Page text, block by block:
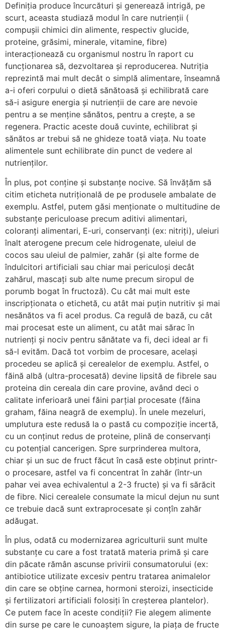
Definiția produce încurcături și generează intrigă, pe
scurt, aceasta studiază modul în care nutrienții (
compușii chimici din alimente, respectiv glucide,
proteine, grăsimi, minerale, vitamine, fibre)
interacționează cu organismul nostru în raport cu
funcționarea să, dezvoltarea și reproducerea. Nutriția
reprezintă mai mult decât o simplă alimentare, înseamnă
a-i oferi corpului o dietă sănătoasă și echilibrată care
să-i asigure energia și nutrienții de care are nevoie
pentru a se menține sănătos, pentru a crește, a se
regenera. Practic aceste două cuvinte, echilibrat și
sănătos ar trebui să ne ghideze toată viața. Nu toate
alimentele sunt echilibrate din punct de vedere al
nutrienților.
În plus, pot conține și substanțe nocive. Să învățăm să
citim eticheta nutrițională de pe produsele ambalate de
exemplu. Astfel, putem găsi menționate o multitudine de
substanțe periculoase precum aditivi alimentari,
coloranți alimentari, E-uri, conservanți (ex: nitriți), uleiuri
înalt aterogene precum cele hidrogenate, uleiul de
cocos sau uleiul de palmier, zahăr (și alte forme de
îndulcitori artificiali sau chiar mai periculoși decât
zahărul, mascați sub alte nume precum siropul de
porumb bogat în fructoză). Cu cât mai mult este
inscripționata o etichetă, cu atât mai puțin nutritiv și mai
nesănătos va fi acel produs. Ca regulă de bază, cu cât
mai procesat este un aliment, cu atât mai sărac în
nutrienți și nociv pentru sănătate va fi, deci ideal ar fi
să-l evităm. Dacă tot vorbim de procesare, același
procedeu se aplică și cerealelor de exemplu. Astfel, o
făină albă (ultra-procesată) devine lipsită de fibrele sau
proteina din cereala din care provine, având deci o
calitate inferioară unei făini parțial procesate (făina
graham, făina neagră de exemplu). În unele mezeluri,
umplutura este redusă la o pastă cu compoziție incertă,
cu un conținut redus de proteine, plină de conservanți
cu potențial cancerigen. Spre surprinderea multora,
chiar și un suc de fruct făcut în casă este obținut printr-
o procesare, astfel va fi concentrat în zahăr (într-un
pahar vei avea echivalentul a 2-3 fructe) și va fi sărăcit
de fibre. Nici cerealele consumate la micul dejun nu sunt
ce trebuie dacă sunt extraprocesate și conțîn zahăr
adăugat.
În plus, odată cu modernizarea agriculturii sunt multe
substanțe cu care a fost tratată materia primă și care
din păcate rămân ascunse privirii consumatorului (ex:
antibiotice utilizate excesiv pentru tratarea animalelor
din care se obține carnea, hormoni steroizi, insecticide
și fertilizatori artificiali folosiți în creșterea plantelor).
Ce putem face în aceste condiții? Fie alegem alimente
din surse pe care le cunoaștem sigure, la piața de fructe